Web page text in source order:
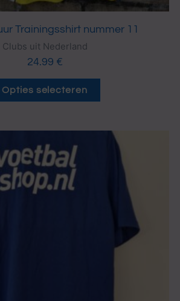
Trainingsshirt nummer 11
Clubs uit Nederland
24.99 €
Opties selecteren